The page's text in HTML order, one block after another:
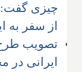
چیزی
از سفر به
تصویب
ایرانی